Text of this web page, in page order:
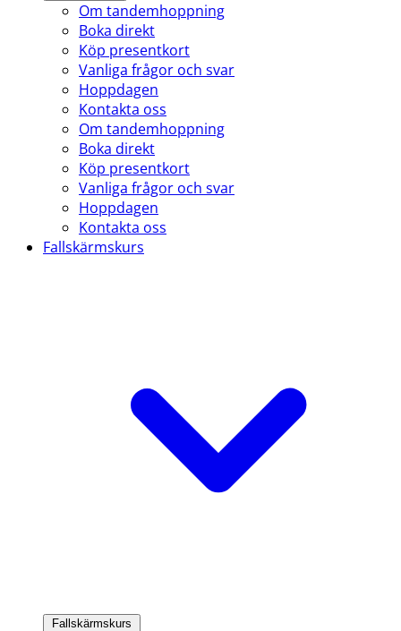
Om tandemhoppning
Boka direkt
Köp presentkort
Vanliga frågor och svar
Hoppdagen
Kontakta oss
Om tandemhoppning
Boka direkt
Köp presentkort
Vanliga frågor och svar
Hoppdagen
Kontakta oss
Fallskärmskurs
Fallskärmskurs